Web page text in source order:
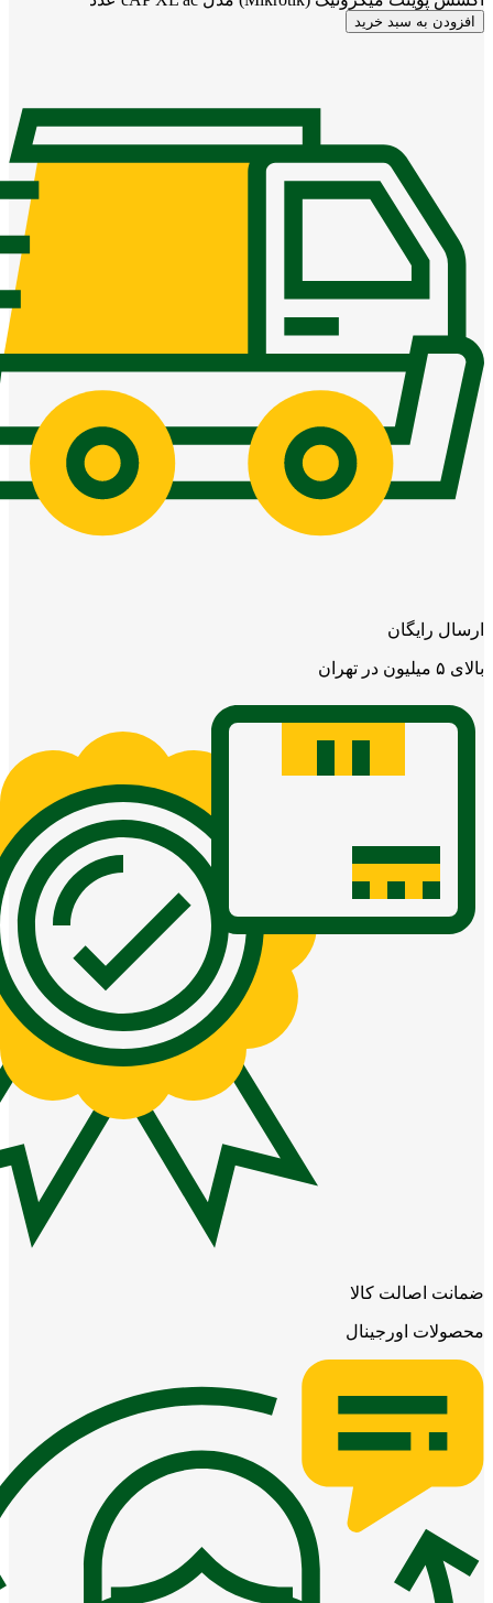
افزودن به سبد خرید
ارسال رایگان
بالای ۵ میلیون در تهران
ضمانت اصالت کالا
محصولات اورجینال